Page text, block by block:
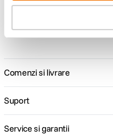
Comenzi si livrare
Suport
Service si garantii